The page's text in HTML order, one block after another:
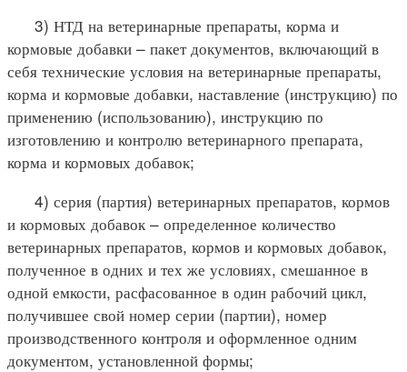
3) НТД на ветеринарные препараты, корма и
кормовые добавки – пакет документов, включающий в
себя технические условия на ветеринарные препараты,
корма и кормовые добавки, наставление (инструкцию) по
применению (использованию), инструкцию по
изготовлению и контролю ветеринарного препарата,
корма и кормовых добавок;
4) серия (партия) ветеринарных препаратов, кормов
и кормовых добавок – определенное количество
ветеринарных препаратов, кормов и кормовых добавок,
полученное в одних и тех же условиях, смешанное в
одной емкости, расфасованное в один рабочий цикл,
получившее свой номер серии (партии), номер
производственного контроля и оформленное одним
документом, установленной формы;